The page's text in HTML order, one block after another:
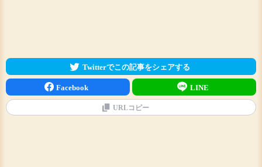
Twitterでこの記事をシェアする
Facebook LINE
URLコピー